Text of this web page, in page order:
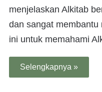
menjelaskan Alkitab
dan sangat
ini untuk memahami
Selengkapnya »